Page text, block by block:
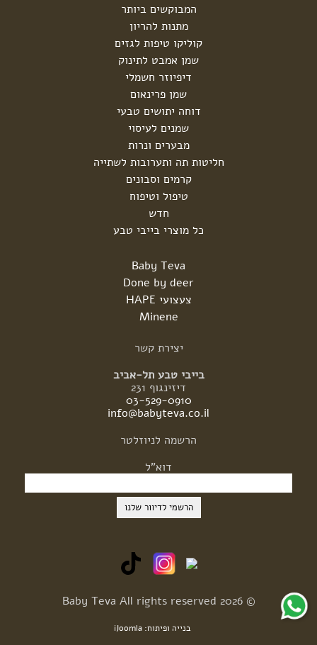
המבוקשים ביותר
מתנות להריון
קוליקו טיפות לגזים
שמן אמבט לתינוק
דיפיוזר חשמלי
שמן פרינאום
דוחה יתושים טבעי
שמנים לעיסוי
מבערים ונרות
חליטות תה ותערובות לשתייה
קרמים וסבונים
טיפול וטיפוח
חדש
כל מוצרי בייבי טבע
Baby Teva
Done by deer
צעצועי HAPE
Minene
יצירת קשר
בייבי טבע תל-אביב
דיזינגוף 231
03-529-0910
info@babyteva.co.il
הרשמה לניוזלטר
דוא"ל
© 2026 Baby Teva All rights reserved
בנייה ופיתוח: iJoomla